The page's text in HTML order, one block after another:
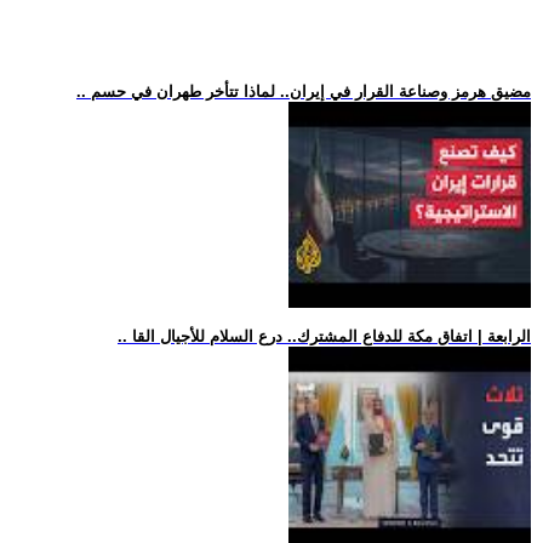
.. مضيق هرمز وصناعة القرار في إيران.. لماذا تتأخر طهران في حسم
.. الرابعة | اتفاق مكة للدفاع المشترك.. درع السلام للأجيال القا